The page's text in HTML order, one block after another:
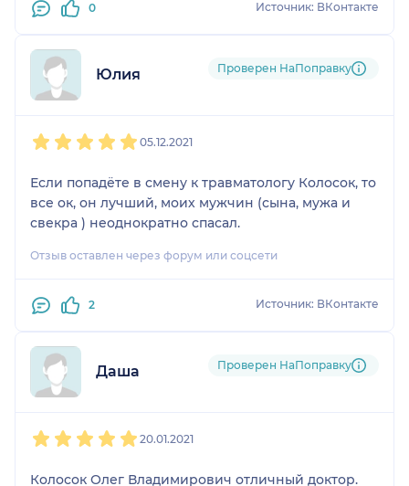
0 Источник: ВКонтакте
Юлия Проверен НаПоправку
05.12.2021
Если попадёте в смену к травматологу Колосок, то
все ок, он лучший, моих мужчин (сына, мужа и
свекра ) неоднократно спасал.
Отзыв оставлен через форум или соцсети
2 Источник: ВКонтакте
Даша Проверен НаПоправку
20.01.2021
Колосок Олег Владимирович отличный доктор.